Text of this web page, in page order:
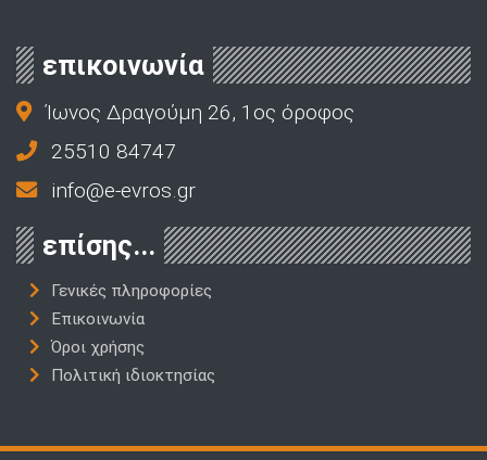
επικοινωνία
Ίωνος Δραγούμη 26, 1ος όροφος
25510 84747
info@e-evros.gr
επίσης...
Γενικές πληροφορίες
Επικοινωνία
Όροι χρήσης
Πολιτική ιδιοκτησίας